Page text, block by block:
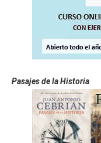
Pasajes de la Historia